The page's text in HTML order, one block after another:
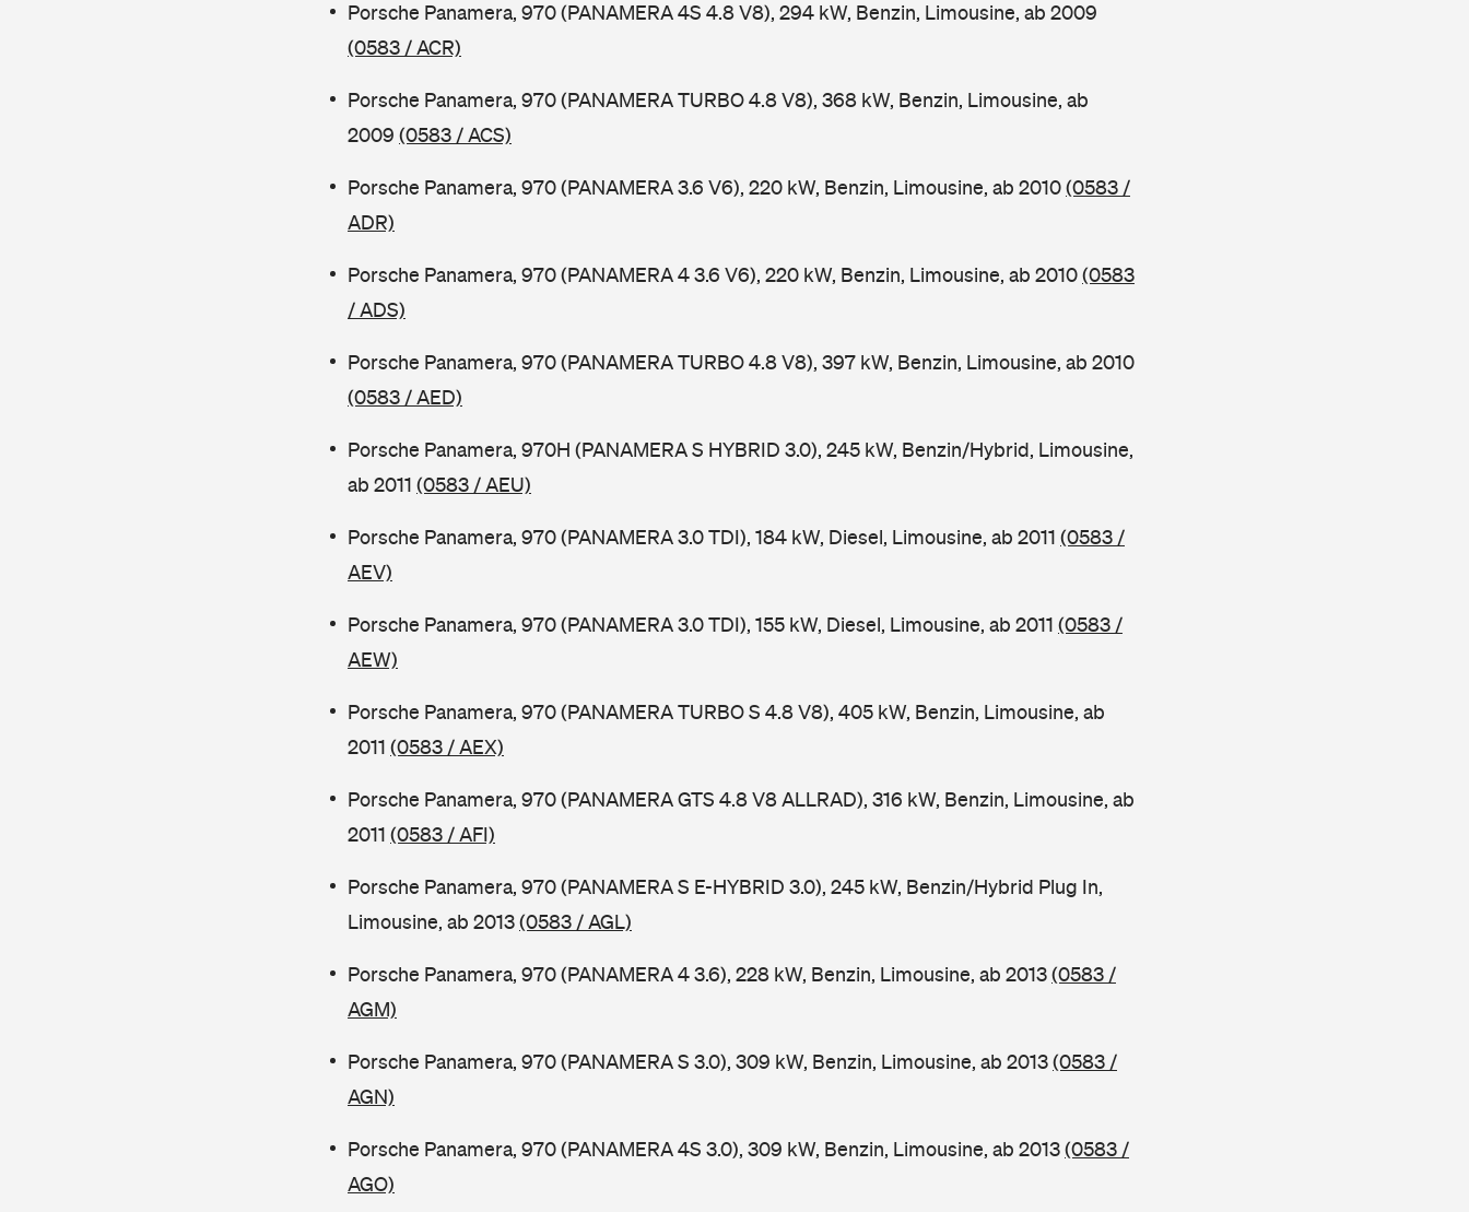
Porsche Panamera, 970 (PANAMERA 4S 4.8 V8), 294 kW, Benzin, Limousine, ab 2009
(0583 / ACR)
Porsche Panamera, 970 (PANAMERA TURBO 4.8 V8), 368 kW, Benzin, Limousine, ab
2009 (0583 / ACS)
Porsche Panamera, 970 (PANAMERA 3.6 V6), 220 kW, Benzin, Limousine, ab 2010(0583 /
ADR)
Porsche Panamera, 970 (PANAMERA 4 3.6 V6), 220 kW, Benzin, Limousine, ab 2010(0583
/ ADS)
Porsche Panamera, 970 (PANAMERA TURBO 4.8 V8), 397 kW, Benzin, Limousine, ab 2010
(0583 / AED)
Porsche Panamera, 970H (PANAMERA S HYBRID 3.0), 245 kW, Benzin/Hybrid, Limousine,
ab 2011 (0583 / AEU)
Porsche Panamera, 970 (PANAMERA 3.0 TDI), 184 kW, Diesel, Limousine, ab 2011 (0583 /
AEV)
Porsche Panamera, 970 (PANAMERA 3.0 TDI), 155 kW, Diesel, Limousine, ab 2011 (0583 /
AEW)
Porsche Panamera, 970 (PANAMERA TURBO S 4.8 V8), 405 kW, Benzin, Limousine, ab
2011 (0583 / AEX)
Porsche Panamera, 970 (PANAMERA GTS 4.8 V8 ALLRAD), 316 kW, Benzin, Limousine, ab
2011 (0583 / AFI)
Porsche Panamera, 970 (PANAMERA S E-HYBRID 3.0), 245 kW, Benzin/Hybrid Plug In,
Limousine, ab 2013(0583 / AGL)
Porsche Panamera, 970 (PANAMERA 4 3.6), 228 kW, Benzin, Limousine, ab 2013(0583 /
AGM)
Porsche Panamera, 970 (PANAMERA S 3.0), 309 kW, Benzin, Limousine, ab 2013(0583 /
AGN)
Porsche Panamera, 970 (PANAMERA 4S 3.0), 309 kW, Benzin, Limousine, ab 2013(0583 /
AGO)